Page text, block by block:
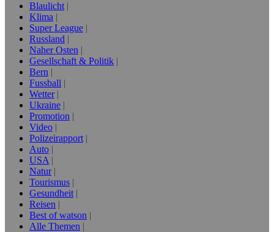
Blaulicht
Klima
Super League
Russland
Naher Osten
Gesellschaft & Politik
Bern
Fussball
Wetter
Ukraine
Promotion
Video
Polizeirapport
Auto
USA
Natur
Tourismus
Gesundheit
Reisen
Best of watson
Alle Themen